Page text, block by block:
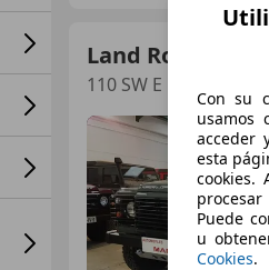
Land Rover
110 SW E
Con su
usamos
acceder
esta
cookies.
Puede
u
Cookies.